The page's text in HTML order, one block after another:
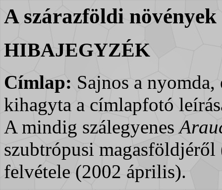
A szárazföldi
HIBAJEGYZÉK
Címlap: Sajnos a
kihagyta a címlapfotó
A mindig szálegyenes
szubtrópusi
felvétele (2002 április).